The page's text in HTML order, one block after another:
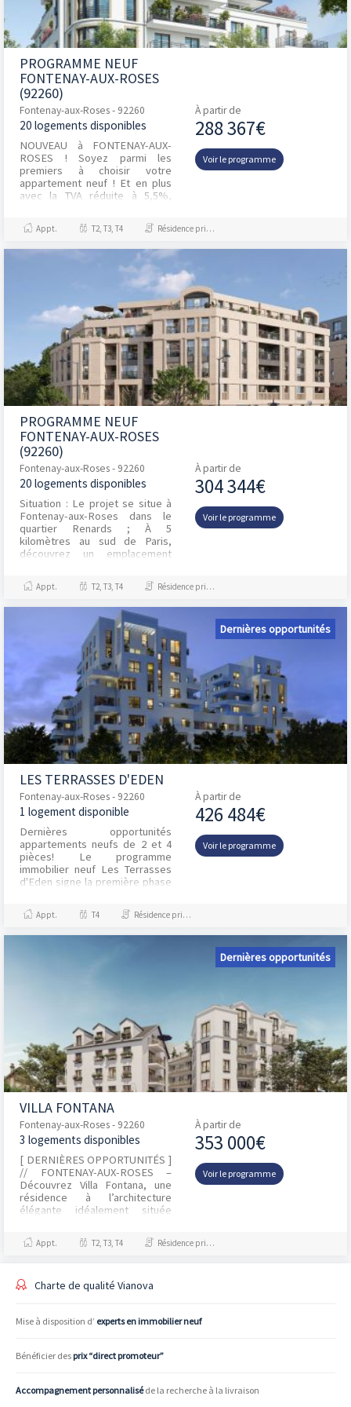
PROGRAMME NEUF
FONTENAY-AUX-ROSES
(92260)
Fontenay-aux-Roses - 92260
20 logements disponibles
NOUVEAU à FONTENAY-AUX-
ROSES ! Soyez parmi les
premiers à choisir votre
appartement neuf ! Et en plus
avec la TVA réduite à 5,5%,
même prix que votre loyer !
Déc...
À partir de
288 367€
Voir le programme
Appt. T2, T3, T4 Résidence principale / PTZ
PROGRAMME NEUF
FONTENAY-AUX-ROSES
(92260)
Fontenay-aux-Roses - 92260
20 logements disponibles
Situation : Le projet se situe à
Fontenay-aux-Roses dans le
quartier Renards ; À 5
kilomètres au sud de Paris,
découvrez un emplacement
les communes de Fonte...
À partir de
304 344€
Voir le programme
Appt. T2, T3, T4 Résidence principale / PTZ, Investissement et Défiscalisation
Dernières opportunités
LES TERRASSES D'EDEN
Fontenay-aux-Roses - 92260
1 logement disponible
Dernières opportunités
appartements neufs de 2 et 4
pièces! Le programme
immobilier neuf Les Terrasses
d'Eden signe la première phase
reconquête urbaine qui va
donn...
À partir de
426 484€
Voir le programme
Appt. T4 Résidence principale / PTZ
Dernières opportunités
VILLA FONTANA
Fontenay-aux-Roses - 92260
3 logements disponibles
[ DERNIÈRES OPPORTUNITÉS ]
// FONTENAY-AUX-ROSES –
Découvrez Villa Fontana, une
résidence à l’architecture
élégante idéalement située
environnement résidentiel rec...
À partir de
353 000€
Voir le programme
Appt. T2, T3, T4 Résidence principale / PTZ
Charte de qualité Vianova
Mise à disposition d’ experts en immobilier neuf
Bénéficier des prix “direct promoteur”
Accompagnement personnaliséde la recherche à la livraison